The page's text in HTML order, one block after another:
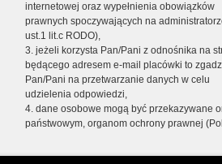
internetowej oraz wypełnienia obowiązków
prawnych spoczywających na
ust.1 lit.c RODO),
3. jeżeli korzysta Pan/Pani z odnośnika na
będącego adresem e-mail placówki to
Pan/Pani na przetwarzanie danych w celu
udzielenia odpowiedzi,
4. dane osobowe mogą być przekazywane
państwowym, organom ochrony prawnej